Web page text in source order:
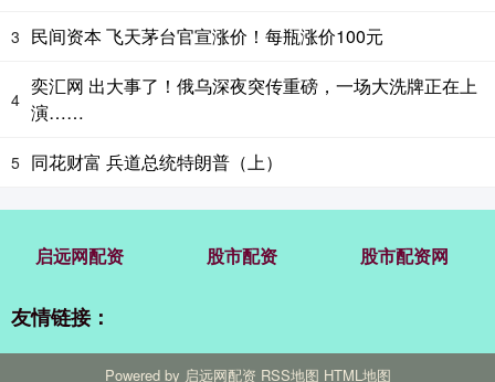
3 民间资本 飞天茅台官宣涨价！每瓶涨价100元
4
奕汇网 出大事了！俄乌深夜突传重磅，一场大洗牌正在上
演……
5 同花财富 兵道总统特朗普（上）
启远网配资 股市配资 股市配资网
友情链接：
Powered by 启远网配资 RSS地图 HTML地图